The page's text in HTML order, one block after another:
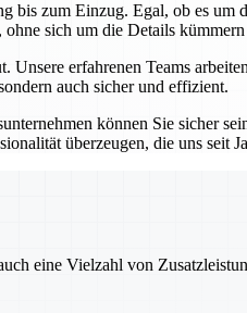
bis zum Einzug. Egal, ob es um
sich um die Details kümmern
erfahrenen Teams
auch sicher und effizient.
können Sie sicher
überzeugen, die uns seit
eine Vielzahl von